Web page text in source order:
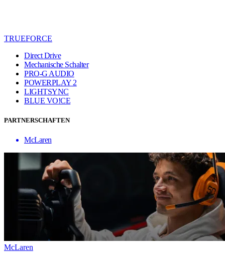
TRUEFORCE
Direct Drive
Mechanische Schalter
PRO-G AUDIO
POWERPLAY 2
LIGHTSYNC
BLUE VO!CE
PARTNERSCHAFTEN
McLaren
McLaren